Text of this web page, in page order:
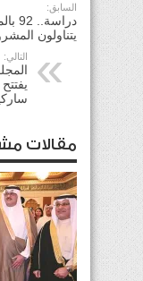
السابق:
يتناولون
التالي:
مقالات